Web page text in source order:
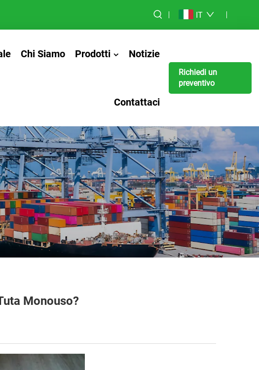
IT
Chi Siamo Prodotti Notizie
Contattaci
Richiedi un
preventivo
Monouso?